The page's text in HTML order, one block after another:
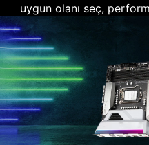
uygun olanı seç,